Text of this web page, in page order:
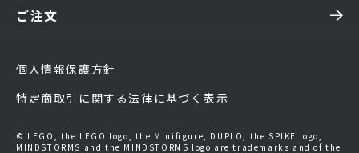
ご注文
個人情報保護方針
特定商取引に関する法律に基づく表示
© LEGO, the LEGO logo, the Minifigure, DUPLO, the SPIKE logo,
MINDSTORMS and the MINDSTORMS logo are trademarks and of the